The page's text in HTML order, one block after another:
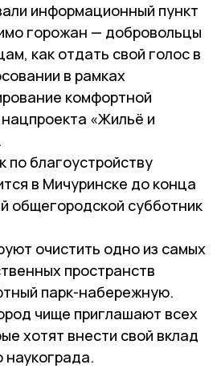
информационный пункт
горожан — добровольцы
как отдать свой голос в
в рамках
комфортной
«Жильё и
по благоустройству
в Мичуринске до конца
общегородской субботник
очистить одно из самых
пространств
парк-набережную.
чище приглашают всех
хотят внести свой вклад
наукограда.